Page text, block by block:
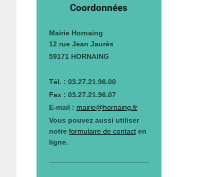
Coordonnées
Mairie Hornaing
12 rue Jean Jaurès
59171 HORNAING
Tél. : 03.27.21.96.00
Fax : 03.27.21.96.07
E-mail : mairie@hornaing.fr
Vous pouvez aussi utiliser
notre formulaire de contacten
ligne.